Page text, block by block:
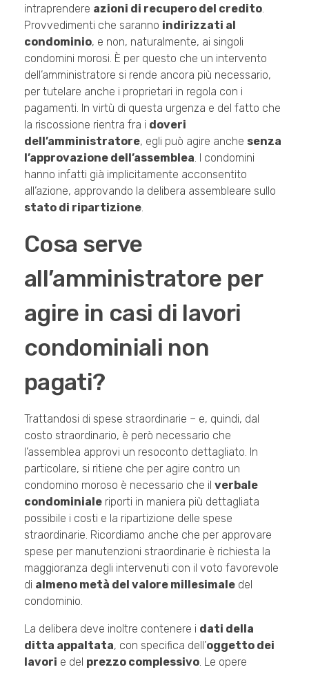
intraprendere azioni di recupero del credito
Provvedimenti che saranno indirizzati al
condominio, e non, naturalmente, ai singoli
condomini morosi. È per questo che un intervento
dell’amministratore si rende ancora più necessario,
per tutelare anche i proprietari in regola con i
pagamenti. In virtù di questa urgenza e del fatto che
la riscossione rientra fra i doveri
dell’amministratore, egli può agire anche senza
l’approvazione dell’assemblea . I condomini
hanno infatti già implicitamente acconsentito
all’azione, approvando la delibera assembleare sullo
stato di ripartizione
Cosa serve
all’amministratore per
agire in casi di lavori
condominiali non
pagati?
Trattandosi di spese straordinarie – e, quindi, dal
costo straordinario, è però necessario che
l’assemblea approvi un resoconto dettagliato. In
particolare, si ritiene che per agire contro un
condomino moroso è necessario che il verbale
condominiale riporti in maniera più dettagliata
possibile i costi e la ripartizione delle spese
straordinarie. Ricordiamo anche che per approvare
spese per manutenzioni straordinarie è richiesta la
maggioranza degli intervenuti con il voto favorevole
di almeno metà del valore millesimale del
condominio.
La delibera deve inoltre contenere i dati della
ditta appaltata, con specifica dell’oggetto dei
lavori e del prezzo complessivo. Le opere